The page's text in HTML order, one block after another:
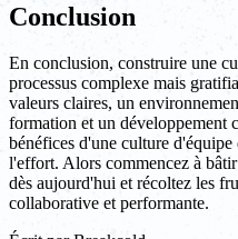
Conclusion
En conclusion, construire une
processus complexe mais
valeurs claires, un
formation et un développement
bénéfices d'une culture
l'effort. Alors commencez à
dès aujourd'hui et récoltez les
collaborative et performante.